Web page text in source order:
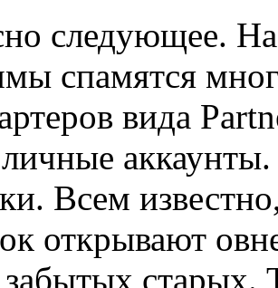
следующее.
спамятся
вида
Всем
открывают
старых.